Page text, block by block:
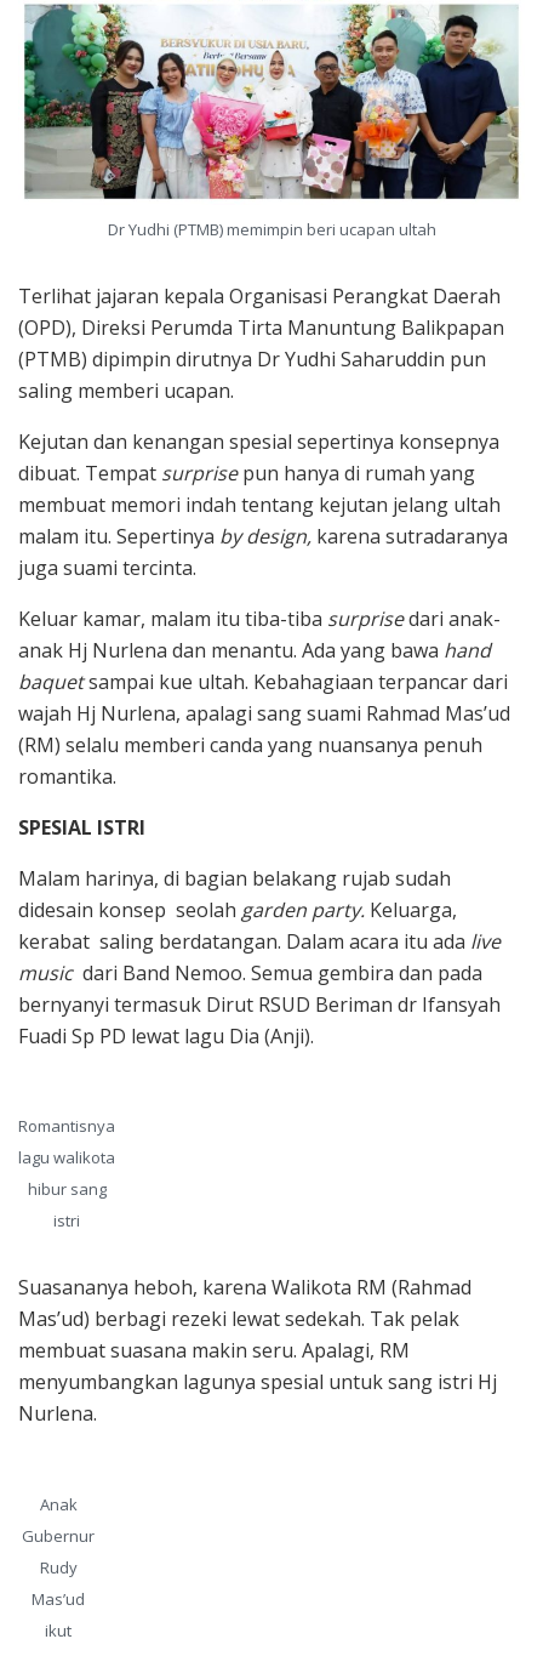
Dr Yudhi (PTMB) memimpin beri ucapan ultah
Terlihat jajaran kepala Organisasi Perangkat Daerah
(OPD), Direksi Perumda Tirta Manuntung Balikpapan
(PTMB) dipimpin dirutnya Dr Yudhi Saharuddin pun
saling memberi ucapan.
Kejutan dan kenangan spesial sepertinya konsepnya
dibuat. Tempat surprisepun hanya di rumah yang
membuat memori indah tentang kejutan jelang ultah
malam itu. Sepertinya by design, karena sutradaranya
juga suami tercinta.
Keluar kamar, malam itu tiba-tiba surprisedari anak-
anak Hj Nurlena dan menantu. Ada yang bawa hand
baquetsampai kue ultah. Kebahagiaan terpancar dari
wajah Hj Nurlena, apalagi sang suami Rahmad Mas’ud
(RM) selalu memberi canda yang nuansanya penuh
romantika.
SPESIAL ISTRI
Malam harinya, di bagian belakang rujab sudah
didesain konsep seolah garden party. Keluarga,
kerabat saling berdatangan. Dalam acara itu ada live
musicdari Band Nemoo. Semua gembira dan pada
bernyanyi termasuk Dirut RSUD Beriman dr Ifansyah
Fuadi Sp PD lewat lagu Dia (Anji).
Romantisnya
lagu walikota
hibur sang
istri
Suasananya heboh, karena Walikota RM (Rahmad
Mas’ud) berbagi rezeki lewat sedekah. Tak pelak
membuat suasana makin seru. Apalagi, RM
menyumbangkan lagunya spesial untuk sang istri Hj
Nurlena.
Anak
Gubernur
Rudy
Mas’ud
ikut